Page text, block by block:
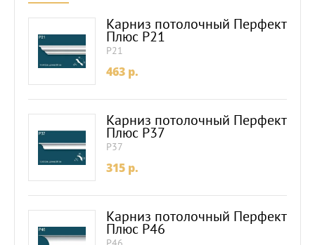
Карниз потолочный Перфект
Плюс P21
P21
463 p.
Карниз потолочный Перфект
Плюс P37
P37
315 p.
Карниз потолочный Перфект
Плюс P46